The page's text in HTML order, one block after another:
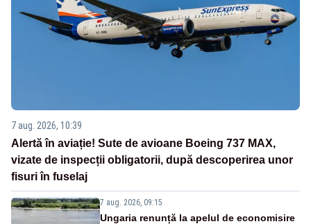
7 aug. 2026, 10:39
Alertă în aviație! Sute de avioane Boeing 737 MAX,
vizate de inspecții obligatorii, după descoperirea unor
fisuri în fuselaj
7 aug. 2026, 09:15
Ungaria renunță la apelul de economisire